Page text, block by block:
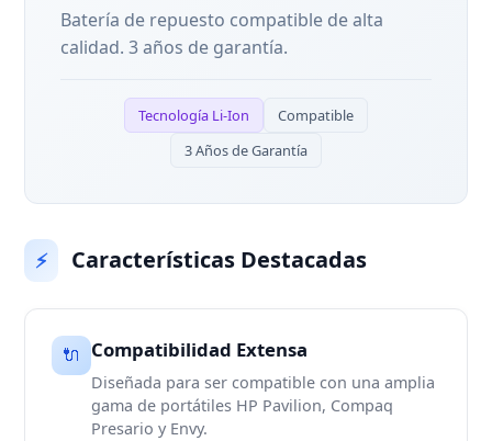
Batería de repuesto compatible de alta
calidad. 3 años de garantía.
Tecnología Li-Ion
Compatible
3 Años de Garantía
⚡ Características Destacadas
🔌 Compatibilidad Extensa
Diseñada para ser compatible con una amplia
gama de portátiles HP Pavilion, Compaq
Presario y Envy.